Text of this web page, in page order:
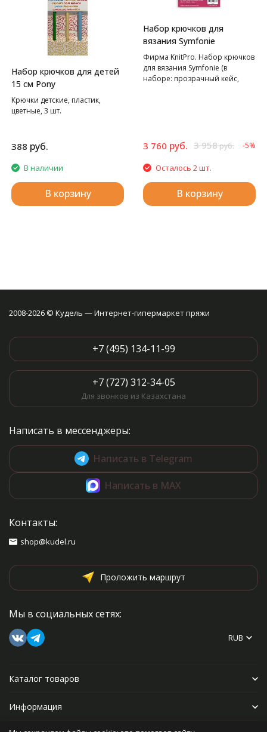
Набор крючков для детей
15 см Pony
Крючки детские, пластик,
цветные, 3 шт.
388 руб.
В наличии
В корзину
Набор крючков для
вязания Symfonie
Фирма KnitPro. Набор крючков
для вязания Symfonie (в
наборе: прозрачный кейс,
3 760 руб. 3 958руб. -5%
Осталось 2 шт.
В корзину
2008-2026 © Кудель — Интернет-гипермаркет пряжи
+7 (495) 134-11-99
+7 (727) 312-34-05
Для звонков из Казахстана
Написать в мессенджеры:
Написать в Telegram
Написать в MAX
Контакты:
shop@kudel.ru
Проложить маршрут
Мы в социальных сетях:
RUB
Каталог товаров
Информация